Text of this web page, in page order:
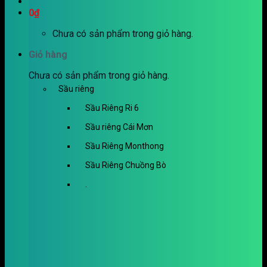
0₫
Chưa có sản phẩm trong giỏ hàng.
Giỏ hàng
Chưa có sản phẩm trong giỏ hàng.
Sầu riêng
Sầu Riêng Ri 6
Sầu riêng Cái Mơn
Sầu Riêng Monthong
Sầu Riêng Chuồng Bò